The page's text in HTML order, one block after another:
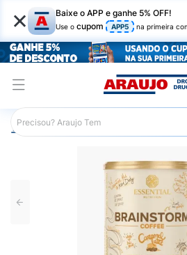
× Baixe o APP e ganhe 5% OFF!
Use o cupom APP5 na primeira
Araujo Nutrição Saudável